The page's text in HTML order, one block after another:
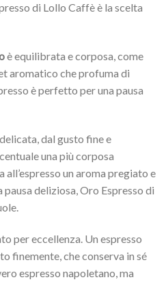
di Lollo Caffè è la scelta
è equilibrata e corposa, come
aromatico che profuma di
è perfetto per una pausa
dal gusto fine e
una più corposa
all’espresso un aroma pregiato e
pausa deliziosa, Oro Espresso di
per eccellenza. Un espresso
finemente, che conserva in sé
espresso napoletano, ma